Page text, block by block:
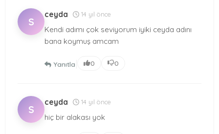
S
ceyda 14 yıl önce
Kendi adımı çok seviyorum iyiki ceyda adını
bana koymuş amcam
Yanıtla 0 0
S
ceyda 14 yıl önce
hiç bir alakası yok